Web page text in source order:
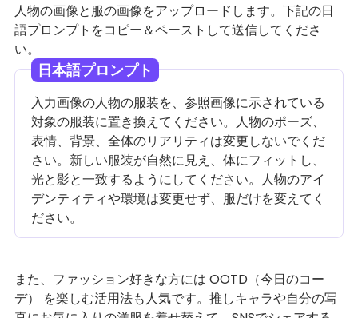
人物の画像と服の画像をアップロードします。下記の日
語プロンプトをコピー＆ペーストして送信してくださ
い。
日本語プロンプト
入力画像の人物の服装を、参照画像に示されている
対象の服装に置き換えてください。人物のポーズ、
表情、背景、全体のリアリティは変更しないでくだ
さい。新しい服装が自然に見え、体にフィットし、
光と影と一致するようにしてください。人物のアイ
デンティティや環境は変更せず、服だけを変えてく
ださい。
また、ファッション好きな方には OOTD（今日のコー
デ） を楽しむ活用法も人気です。推しキャラや自分の写